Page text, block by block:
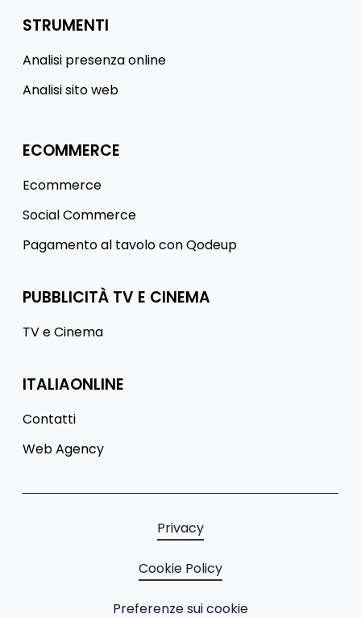
STRUMENTI
Analisi presenza online
Analisi sito web
ECOMMERCE
Ecommerce
Social Commerce
Pagamento al tavolo con Qodeup
PUBBLICITÀ TV E CINEMA
TV e Cinema
ITALIAONLINE
Contatti
Web Agency
Privacy
Cookie Policy
Preferenze sui cookie